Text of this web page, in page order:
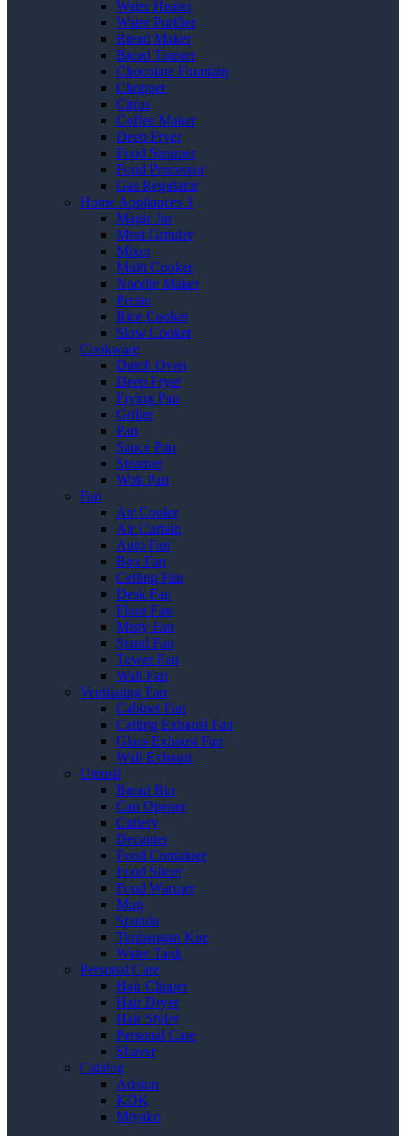
Water Heater
Water Purifier
Bread Maker
Bread Toaster
Chocolate Fountain
Chopper
Citrus
Coffee Maker
Deep Fryer
Food Steamer
Food Processor
Gas Regulator
Home Appliances 3
Magic Jar
Meat Grinder
Mixer
Multi Cooker
Noodle Maker
Presto
Rice Cooker
Slow Cooker
Cookware
Dutch Oven
Deep Fryer
Frying Pan
Griller
Pan
Sauce Pan
Steamer
Wok Pan
Fan
Air Cooler
Air Curtain
Auto Fan
Box Fan
Ceiling Fan
Desk Fan
Floor Fan
Misty Fan
Stand Fan
Tower Fan
Wall Fan
Ventilating Fan
Cabinet Fan
Ceiling Exhaust Fan
Glass Exhaust Fan
Wall Exhaust
Utensil
Bread Bin
Can Opener
Cutlery
Decanter
Food Container
Food Slicer
Food Warmer
Mug
Spatula
Timbangan Kue
Water Tank
Personal Care
Hair Clipper
Hair Dryer
Hair Styler
Personal Care
Shaver
Catalog
Ariston
KDK
Miyako